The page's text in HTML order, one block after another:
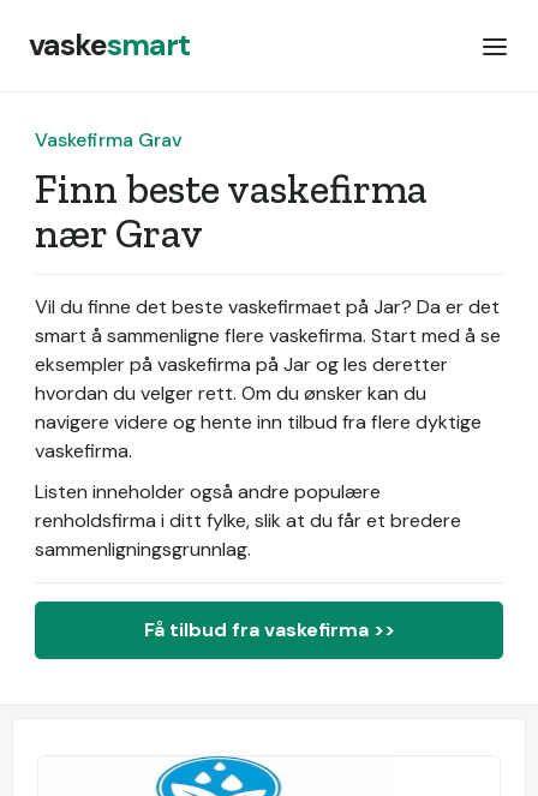
vaskesmart
Vaskefirma Grav
Finn beste vaskefirma
nær Grav
Vil du finne det beste vaskefirmaet på Jar? Da er det
smart å sammenligne flere vaskefirma. Start med å se
eksempler på vaskefirma på Jar og les deretter
hvordan du velger rett. Om du ønsker kan du
navigere videre og hente inn tilbud fra flere dyktige
vaskefirma.
Listen inneholder også andre populære
renholdsfirma i ditt fylke, slik at du får et bredere
sammenligningsgrunnlag.
Få tilbud fra vaskefirma >>